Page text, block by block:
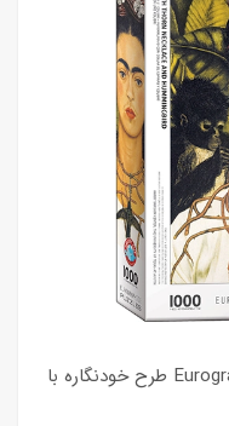
پازل 1000 تکه یوروگرافیکس Eurographics طرح خودنگاره با